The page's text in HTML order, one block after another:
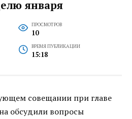
января
ПРОСМОТРОВ
10
ВРЕМЯ ПУБЛИКАЦИИ
15:18
совещании при главе
обсудили вопросы